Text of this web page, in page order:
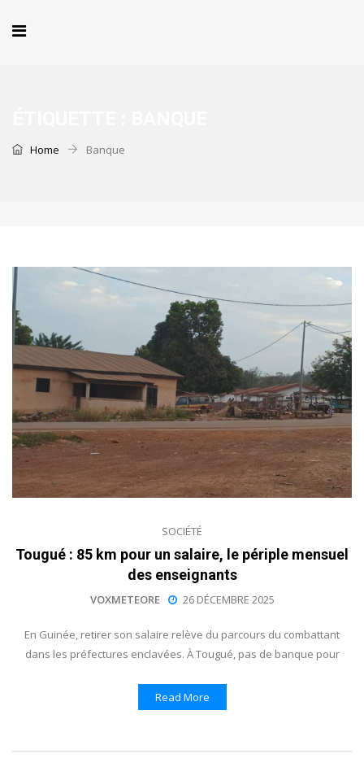
Home Banque
SOCIÉTÉ
Tougué : 85 km pour un salaire, le périple mensuel
des enseignants
VOXMETEORE 26 DÉCEMBRE 2025
En Guinée, retirer son salaire relève du parcours du combattant
dans les préfectures enclavées. À Tougué, pas de banque pour
Read More